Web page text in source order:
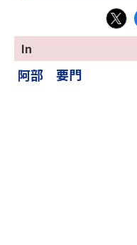
X
In
阿部 要門